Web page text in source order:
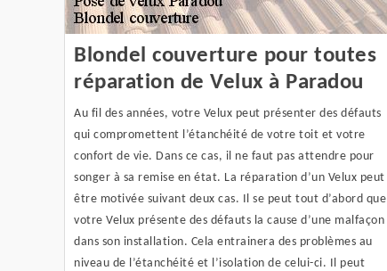
Blondel couverture pour toutes
réparation de Velux à Paradou
Au fil des années, votre Velux peut présenter des défauts
qui compromettent l’étanchéité de votre toit et votre
confort de vie. Dans ce cas, il ne faut pas attendre pour
songer à sa remise en état. La réparation d’un Velux peut
être motivée suivant deux cas. Il se peut tout d’abord que
votre Velux présente des défauts la cause d’une malfaçon
dans son installation. Cela entrainera des problèmes au
niveau de l’étanchéité et l’isolation de celui-ci. Il peut